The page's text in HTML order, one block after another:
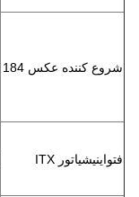
شروع کننده عکس 184
فتواینیشیاتور ITX